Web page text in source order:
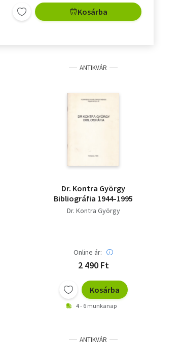
Kosárba
ANTIKVÁR
Dr. Kontra György
Bibliográfia 1944-1995
Dr. Kontra György
Online ár:
2 490 Ft
Kosárba
4 - 6 munkanap
ANTIKVÁR